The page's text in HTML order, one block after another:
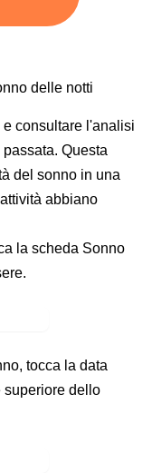
delle notti
consultare l'analisi
Questa
del sonno in una
abbiano
la scheda Sonno
.
, tocca la data
superiore dello